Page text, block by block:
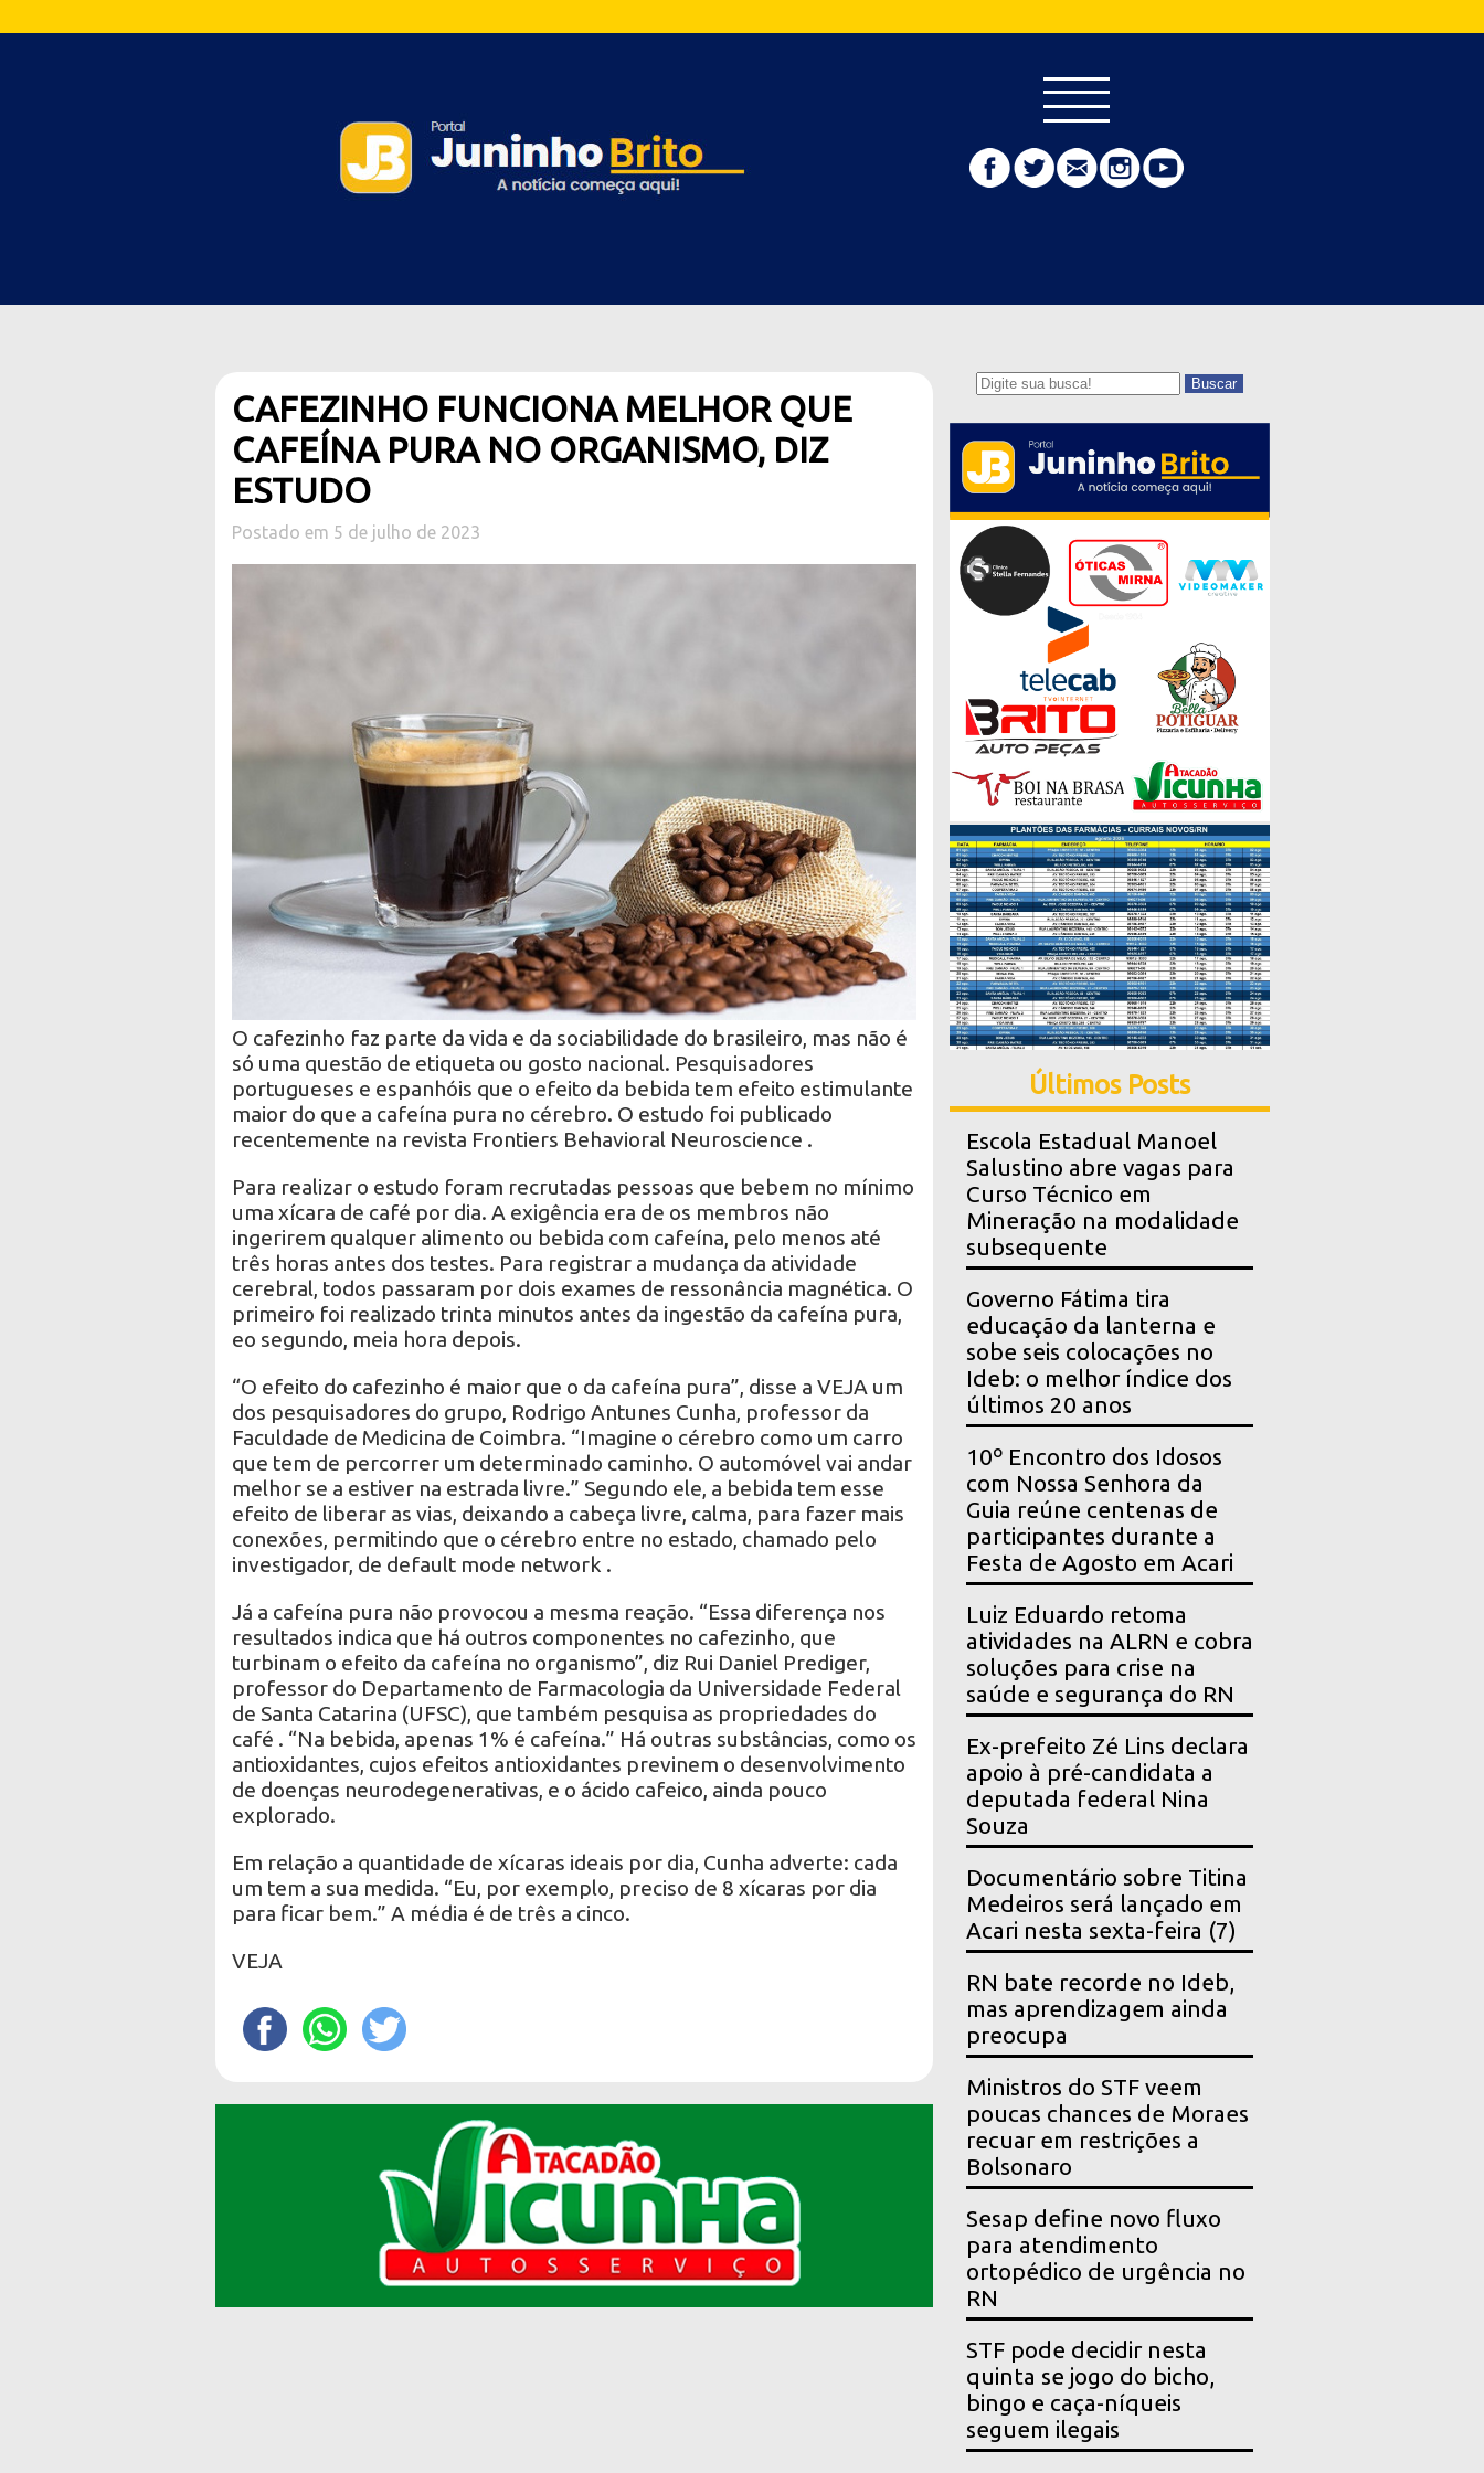
CAFEZINHO FUNCIONA MELHOR QUE
CAFEÍNA PURA NO ORGANISMO, DIZ
ESTUDO
Postado em 5 de julho de 2023
O cafezinho faz parte da vida e da sociabilidade do brasileiro, mas não é
só uma questão de etiqueta ou gosto nacional. Pesquisadores
portugueses e espanhóis que o efeito da bebida tem efeito estimulante
maior do que a cafeína pura no cérebro. O estudo foi publicado
recentemente na revista Frontiers Behavioral Neuroscience .
Para realizar o estudo foram recrutadas pessoas que bebem no mínimo
uma xícara de café por dia. A exigência era de os membros não
ingerirem qualquer alimento ou bebida com cafeína, pelo menos até
três horas antes dos testes. Para registrar a mudança da atividade
cerebral, todos passaram por dois exames de ressonância magnética. O
primeiro foi realizado trinta minutos antes da ingestão da cafeína pura,
eo segundo, meia hora depois.
“O efeito do cafezinho é maior que o da cafeína pura”, disse a VEJA um
dos pesquisadores do grupo, Rodrigo Antunes Cunha, professor da
Faculdade de Medicina de Coimbra. “Imagine o cérebro como um carro
que tem de percorrer um determinado caminho. O automóvel vai andar
melhor se a estiver na estrada livre.” Segundo ele, a bebida tem esse
efeito de liberar as vias, deixando a cabeça livre, calma, para fazer mais
conexões, permitindo que o cérebro entre no estado, chamado pelo
investigador, de default mode network .
Já a cafeína pura não provocou a mesma reação. “Essa diferença nos
resultados indica que há outros componentes no cafezinho, que
turbinam o efeito da cafeína no organismo”, diz Rui Daniel Prediger,
professor do Departamento de Farmacologia da Universidade Federal
de Santa Catarina (UFSC), que também pesquisa as propriedades do
café . “Na bebida, apenas 1% é cafeína.” Há outras substâncias, como os
antioxidantes, cujos efeitos antioxidantes previnem o desenvolvimento
de doenças neurodegenerativas, e o ácido cafeico, ainda pouco
explorado.
Em relação a quantidade de xícaras ideais por dia, Cunha adverte: cada
um tem a sua medida. “Eu, por exemplo, preciso de 8 xícaras por dia
para ficar bem.” A média é de três a cinco.
VEJA
Buscar
Últimos Posts
Escola Estadual Manoel
Salustino abre vagas para
Curso Técnico em
Mineração na modalidade
subsequente
Governo Fátima tira
educação da lanterna e
sobe seis colocações no
Ideb: o melhor índice dos
últimos 20 anos
10º Encontro dos Idosos
com Nossa Senhora da
Guia reúne centenas de
participantes durante a
Festa de Agosto em Acari
Luiz Eduardo retoma
atividades na ALRN e cobra
soluções para crise na
saúde e segurança do RN
Ex-prefeito Zé Lins declara
apoio à pré-candidata a
deputada federal Nina
Souza
Documentário sobre Titina
Medeiros será lançado em
Acari nesta sexta-feira (7)
RN bate recorde no Ideb,
mas aprendizagem ainda
preocupa
Ministros do STF veem
poucas chances de Moraes
recuar em restrições a
Bolsonaro
Sesap define novo fluxo
para atendimento
ortopédico de urgência no
RN
STF pode decidir nesta
quinta se jogo do bicho,
bingo e caça-níqueis
seguem ilegais